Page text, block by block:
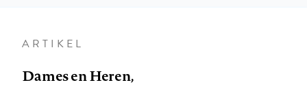
ARTIKEL
Dames en Heren,